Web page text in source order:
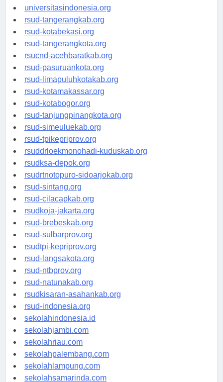
universitassamarinda.id
universitasindonesia.org
rsud-tangerangkab.org
rsud-kotabekasi.org
rsud-tangerangkota.org
rsucnd-acehbaratkab.org
rsud-pasuruankota.org
rsud-limapuluhkotakab.org
rsud-kotamakassar.org
rsud-kotabogor.org
rsud-tanjungpinangkota.org
rsud-simeuluekab.org
rsud-tpikepriprov.org
rsuddrloekmonohadi-kuduskab.org
rsudksa-depok.org
rsudrtnotopuro-sidoarjokab.org
rsud-sintang.org
rsud-cilacapkab.org
rsudkoja-jakarta.org
rsud-brebeskab.org
rsud-sulbarprov.org
rsudtpi-kepriprov.org
rsud-langsakota.org
rsud-ntbprov.org
rsud-natunakab.org
rsudkisaran-asahankab.org
rsud-indonesia.org
sekolahindonesia.id
sekolahjambi.com
sekolahriau.com
sekolahpalembang.com
sekolahlampung.com